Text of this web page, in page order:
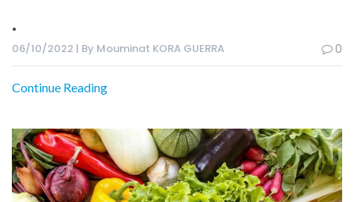
.
06/10/2022 | By Mouminat KORA GUERRA 0
Continue Reading